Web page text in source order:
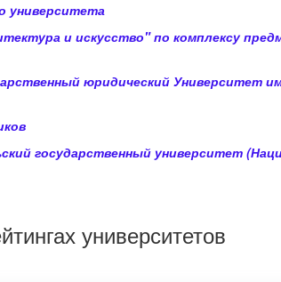
университета
и искусство" по комплексу
юридический Университет
государственный университет
университетов